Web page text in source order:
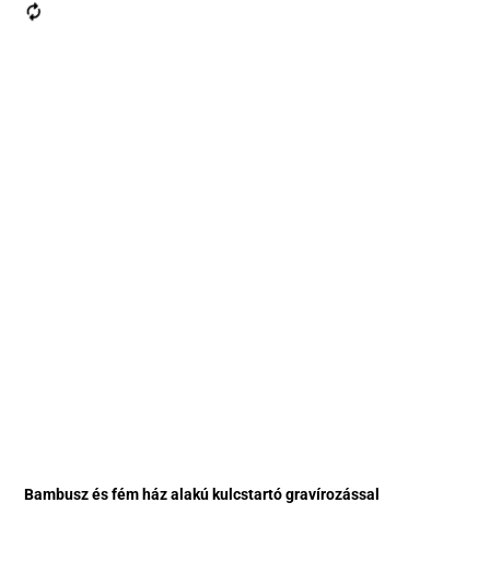
Bambusz és fém ház alakú kulcstartó gravírozással